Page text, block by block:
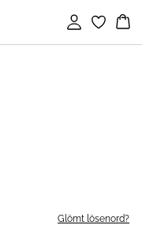
Logga in
Glömt lösenord?